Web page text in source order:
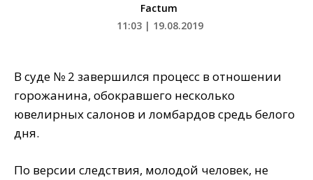
Factum
11:03 | 19.08.2019
В суде № 2 завершился процесс в отношении
горожанина, обокравшего несколько
ювелирных салонов и ломбардов средь белого
дня.
По версии следствия, молодой человек, не